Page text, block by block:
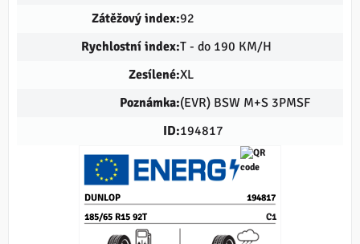
Zátěžový index:92
Rychlostní index:T - do 190 KM/H
Zesílené:XL
Poznámka:(EVR) BSW M+S 3PMSF
ID:194817
185/65 R15 92T
DUNLOP 194817
C1